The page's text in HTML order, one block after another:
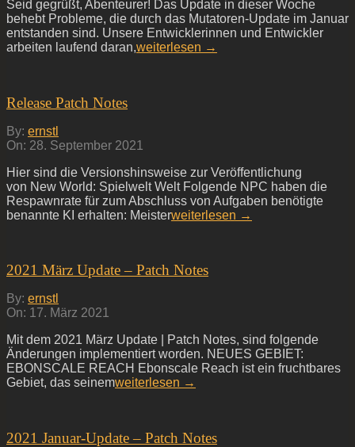
Seid gegrüßt, Abenteurer! Das Update in dieser Woche
behebt Probleme, die durch das Mutatoren-Update im Januar
entstanden sind. Unsere Entwicklerinnen und Entwickler
arbeiten laufend daran,weiterlesen →
Release Patch Notes
2021-
09-
By: ernstl
On: 28. September 2021
Hier sind die Versionshinsweise zur Veröffentlichung
von New World: Spielwelt Welt Folgende NPC haben die
Respawnrate für zum Abschluss von Aufgaben benötigte
benannte KI erhalten: Meisterweiterlesen →
2021 März Update – Patch Notes
2021-
03-
By: ernstl
On: 17. März 2021
Mit dem 2021 März Update | Patch Notes, sind folgende
Änderungen implementiert worden. NEUES GEBIET:
EBONSCALE REACH Ebonscale Reach ist ein fruchtbares
Gebiet, das seinemweiterlesen →
2021 Januar-Update – Patch Notes